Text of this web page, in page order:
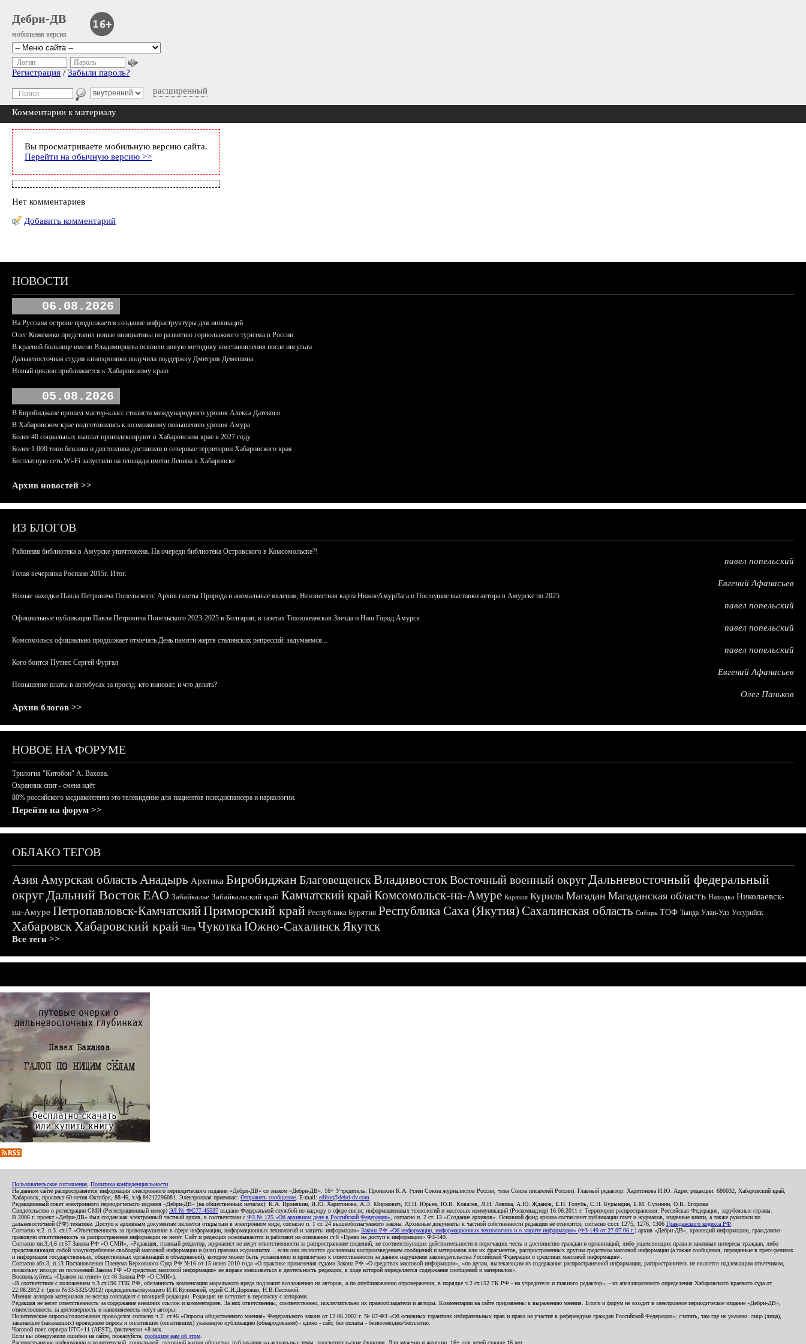
Дебри-ДВ
мобильная версия
расширенный
Логин Пароль
Регистрация / Забыли пароль?
Комментарии к материалу
Вы просматриваете мобильную версию сайта.
Перейти на обычную версию >>
Нет комментариев
Добавить комментарий
НОВОСТИ
06.08.2026
На Русском острове продолжается создание инфраструктуры для инноваций
Олег Кожемяко представил новые инициативы по развитию горнолыжного туризма в России
В краевой больнице имени Владимирцева освоили новую методику восстановления после инсульта
Дальневосточная студия кинохроники получила поддержку Дмитрия Демешина
Новый циклон приближается к Хабаровскому краю
05.08.2026
В Биробиджане прошел мастер-класс стилиста международного уровня Алекса Датского
В Хабаровском крае подготовились к возможному повышению уровня Амура
Более 40 социальных выплат проиндексируют в Хабаровском крае в 2027 году
Более 1 000 тонн бензина и дизтоплива доставили в северные территории Хабаровского края
Бесплатную сеть Wi-Fi запустили на площади имени Ленина в Хабаровске
Архив новостей >>
ИЗ БЛОГОВ
Районная библиотека в Амурске уничтожена. На очереди библиотека Островского в Комсомольске?!
павел попельский
Голая вечеринка Роснано 2015г. Итог.
Евгений Афанасьев
Новые находки Павла Петровича Попельского: Архив газеты Природа и аномальные явления, Неизвестная карта НижнеАмурЛага и Последние выставки автора в Амурске по 2025
павел попельский
Официальные публикации Павла Петровича Попельского 2023-2025 в Болгарии, в газетах Тихоокеанская Звезда и Наш Город Амурск
павел попельский
Комсомольск официально продолжает отмечать День памяти жертв сталинских репрессий: задумаемся...
павел попельский
Кого боится Путин: Сергей Фургал
Евгений Афанасьев
Повышение платы в автобусах за проезд: кто виноват, и что делать?
Олег Паньков
Архив блогов >>
НОВОЕ НА ФОРУМЕ
Трилогия "Китобои" А. Вахова.
Охранник спит - смена идёт
80% российского медиаконтента это телевидение для пациентов психдиспансера и наркологии.
Перейти на форум >>
ОБЛАКО ТЕГОВ
АзияАмурская область Анадырь Арктика БиробиджанБлаговещенскВладивостокВосточный военный округДальневосточный федеральный
округДальний ВостокЕАО Забайкалье Забайкальский край Камчатский крайКомсомольск-на-Амуре Корякия Курилы Магадан Магаданская область Находка Николаевск-
на-Амуре Петропавловск-КамчатскийПриморский край Республика Бурятия Республика Саха (Якутия) Сахалинская область Сибирь ТОФ Тында Улан-Удэ Уссурийск
ХабаровскХабаровский край Чита ЧукоткаЮжно-СахалинскЯкутск
Все теги >>
Пользовательское соглашение Политика конфиденциальности
На данном сайте распространяется информация электронного периодического издания «Дебри-ДВ» со знаком «Дебри-ДВ». 16+ Учредитель: Пронякин К.А. (член Союза журналистов России, член Союза писателей России). Главный редактор: Харитонова И.Ю. Адрес редакции: 680032, Хабаровский край,
Хабаровск, проспект 60-летия Октября, 88-46, т./ф.84212296081. Электронная приемная: Отправить сообщение . E-mail: editor@debri-dv.com
Редакционный совет электронного периодического издания «Дебри-ДВ» (на общественных началах): К.А. Пронякин, И.Ю. Харитонова, А.Э. Мирмович, Ю.Н. Юрьев, Ю.В. Ковалев, Л.Н. Левина, А.Ю. Жданов, Е.Н. Голубь, С.Н. Бурындин, Б.М. Сухинин, О.В. Егорова
Свидетельство о регистрации СМИ (Регистрационный номер) ЭЛ № ФС77-45537 выдано Федеральной службой по надзору в сфере связи, информационных технологий и массовых коммуникаций (Роскомнадзор) 16.06.2011 г. Территория распространения: Российская Федерация, зарубежные страны.
В 2006 г. проект «Дебри-ДВ» был создан как электронный частный архив, в соответствии с ФЗ № 125 «Об архивном деле в Российской Федерации» , согласно п. 2 ст. 13 «Создание архивов». Основной фонд архива составляют публикации газет и журналов, изданные книги, а также рукописи по
дальневосточной (РФ) тематике. Доступ к архивным документам является открытым в электронном виде, согласно п. 1 ст. 24 вышеобозначенного закона. Архивные документы к частной собственности редакции не относятся, согласно ст.ст. 1275, 1276, 1306 Гражданского кодекса РФ
Согласно ч.2. п.3. ст.17 «Ответственность за правонарушения в сфере информации, информационных технологий и защиты информации» Закона РФ «Об информации, информационных технологиях и о защите информации» (ФЗ-149 от 27.07.06 г.) архив «Дебри-ДВ», хранящий информацию, гражданско-
правовую ответственность за распространение информации не несет. Сайт и редакция основываются и работают на основании ст.8 «Право на доступ к информации» ФЗ-149.
Согласно пп.3,4,6 ст.57 Закона РФ «О СМИ», «Редакция, главный редактор, журналист не несут ответственности за распространение сведений, не соответствующих действительности и порочащих честь и достоинство граждан и организаций, либо ущемляющих права и законные интересы граждан, либо
представляющих собой злоупотребление свободой массовой информации и (или) правами журналиста: ...если они являются дословным воспроизведением сообщений и материалов или их фрагментов, распространенных другим средством массовой информации (а также сообщения, переданные в пресс-релизах
и информация государственных, общественных организаций и объединений), которое может быть установлено и привлечено к ответственности за данное нарушение законодательства Российской Федерации о средствах массовой информации».
Согласно абз.3, п.13 Постановления Пленума Верховного Суда РФ №16 от 15 июня 2010 года «О практике применения судами Закона РФ «О средствах массовой информации», «по делам, вытекающим из содержания распространенной информации, распространитель не является надлежащим ответчиком,
поскольку исходя из положений Закона РФ «О средствах массовой информации» не вправе вмешиваться в деятельность редакции, в ходе которой определяется содержание сообщений и материалов».
Воспользуйтесь «Правом на ответ» (ст.46 Закона РФ «О СМИ»).
«В соответствии с положением ч.3 ст.196 ГПК РФ, обязанность компенсации морального вреда подлежит возложению на авторов, а по опубликованию опровержения, в порядке ч.2 ст.152 ГК РФ - на учредителя и главного редактор», - из апелляционного определения Хабаровского краевого суда от
22.08.2012 г. (дело №33-5325/2012) председательствующего И.И.Куликовой, судей С.И.Дорожко, Н.В.Пестовой.
Мнения авторов материалов не всегда совпадают с позицией редакции. Редакция не вступает в переписку с авторами.
Редакция не несет ответственность за содержание внешних ссылок и комментариев. За них ответственны, соответственно, исключительно их правообладатели и авторы. Комментарии на сайте приравнены к выражению мнения. Блоги и форум не входят в электронное периодическое издание «Дебри-ДВ»,
ответственность за достоверность и наполняемость несут авторы.
Политические опросы/голосования проводятся согласно ч.2. ст.46 «Опросы общественного мнения» Федерального закона от 12.06.2002 г. № 67-ФЗ «Об основных гарантиях избирательных прав и права на участие в референдуме граждан Российской Федерации»; считать, там где не указано: лицо (лица),
заказавшее (заказавших) проведение опроса и оплатившее (оплативших) указанную публикацию (обнародование) - едино - сайт, без оплаты - безвозмездно/бесплатно.
Часовой пояс сервера UTC+11 (AEST), фактически +8 мск.
Если вы обнаружили ошибки на сайте, пожалуйста, сообщите нам об этом
Распространение информации о политической, социальной, духовной жизни общества, публикации на актуальные темы, просветительские функции. Для мужчин и женщин. 16+ для детей старше 16 лет.